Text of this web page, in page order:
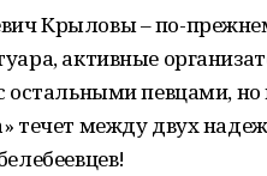
Крыловы – по-
активные
остальными певцами, но
течет между двух